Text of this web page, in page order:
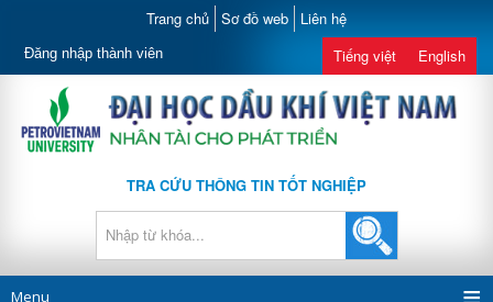
Trang chủ Sơ đồ web Liên hệ
Đăng nhập thành viên Tiếng việt English
TRA CỨU THÔNG TIN TỐT NGHIỆP
Menu